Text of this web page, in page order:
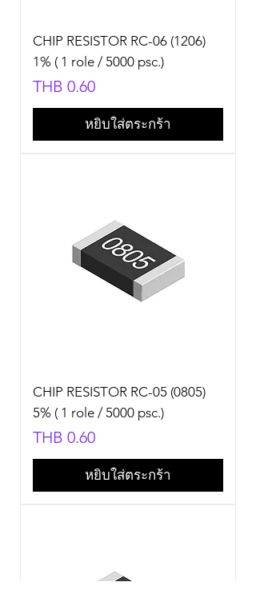
CHIP RESISTOR RC-06 (1206)
1% ( 1 role / 5000 psc.)
Price
THB 0.60
หยิบใส่ตระกร้า
CHIP RESISTOR RC-05 (0805)
5% ( 1 role / 5000 psc.)
Price
THB 0.60
หยิบใส่ตระกร้า